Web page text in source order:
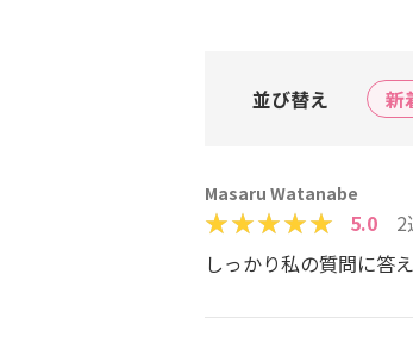
並び替え 新
Masaru Watanabe
5.0
2
しっかり私の質問に答